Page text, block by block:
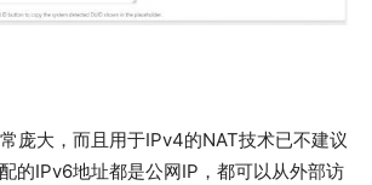
庞大，而且用于IPv4的NAT技术已不建议
的IPv6地址都是公网IP，都可以从外部访